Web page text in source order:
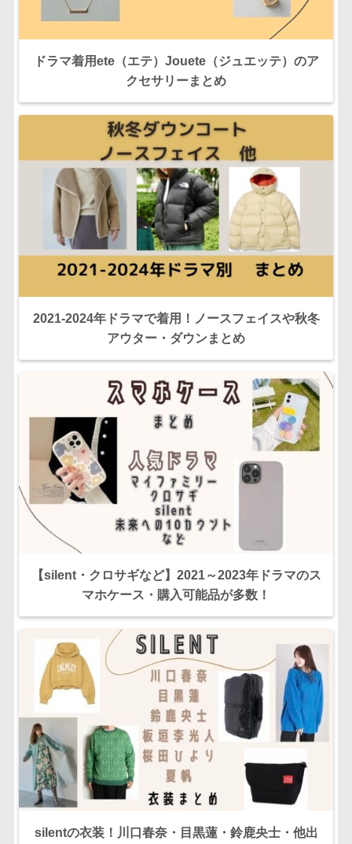
ドラマ着用ete（エテ）Jouete（ジュエッテ）のア
クセサリーまとめ
2021-2024年ドラマで着用！ノースフェイスや秋冬
アウター・ダウンまとめ
【silent・クロサギなど】2021～2023年ドラマのス
マホケース・購入可能品が多数！
silentの衣装！川口春奈・目黒蓮・鈴鹿央士・他出